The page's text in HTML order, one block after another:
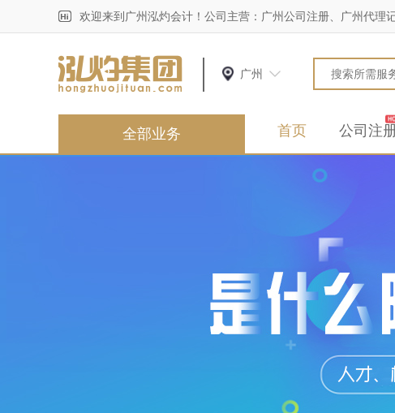
欢迎来到广州泓灼会计！公司主营：广州公司注册、广州代理
广州
全部业务 首页 公司注